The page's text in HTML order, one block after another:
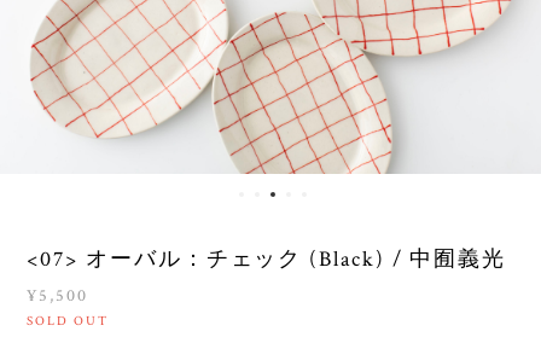
<07> オーバル：チェック (Black) / 中囿義光
¥5,500
SOLD OUT